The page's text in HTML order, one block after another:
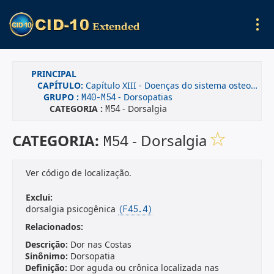
PRINCIPAL
CAPÍTULO: Capítulo XIII - Doenças do sistema osteomuscular e do tecido conjuntivo
GRUPO : M40-M54- Dorsopatias
CATEGORIA : M54- Dorsalgia
CATEGORIA: M54 - Dorsalgia
Ver código de localização.
Exclui:
dorsalgia psicogênica (F45.4)
Relacionados:
Descrição: Dor nas Costas
Sinônimo: Dorsopatia
Definição: Dor aguda ou crônica localizada nas